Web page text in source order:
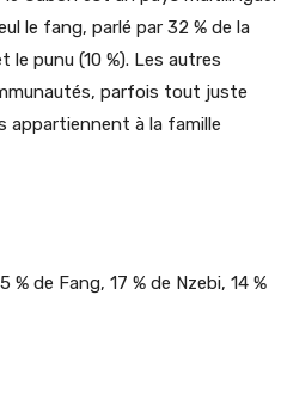
le fang, parlé par 32 % de la
punu (10 %). Les autres
parfois tout juste
appartiennent à la famille
de Fang, 17 % de Nzebi, 14 %